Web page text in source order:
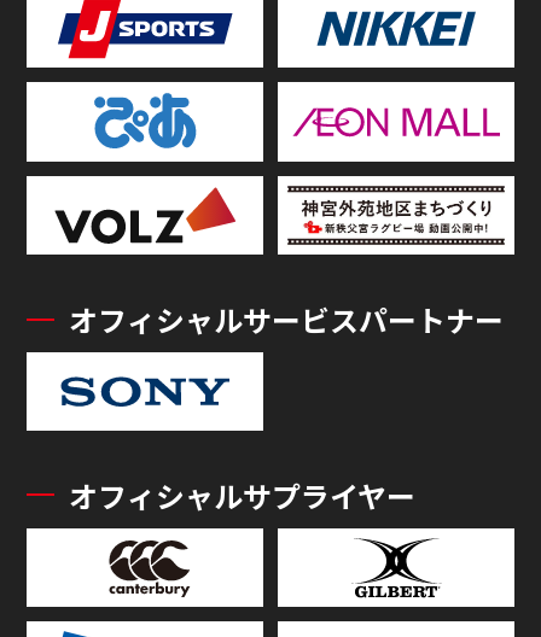
オフィシャルサービスパートナー
オフィシャルサプライヤー